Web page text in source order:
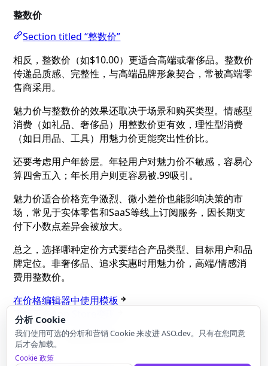
整数价
Section titled “整数价”
相反，整数价（如$10.00）更适合高端或奢侈品。整数价
传递品质感、完整性，与高端品牌形象契合，常被高端零
售商采用。
魅力价与整数价的效果还取决于场景和购买类型。情感型
消费（如礼品、奢侈品）用整数价更有效，理性型消费
（如日用品、工具）用魅力价更能突出性价比。
还要考虑用户年龄层。年轻用户对魅力价不敏感，容易心
算四舍五入；年长用户则更容易被.99吸引。
魅力价适合价格竞争激烈、微小差价也能影响决策的市
场，常见于实体零售和SaaS等线上订阅服务，因长期支
付下小数点差异会被放大。
总之，选择哪种定价方式要结合产品类型、目标用户和品
牌定位。非奢侈品、追求实惠时用魅力价，高端/情感消
费用整数价。
在价格编辑器中使用模板
了解更多App Store变现
最近更新：2026年7月10日
上一页
分析 Cookie
我们使用可选的分析和营销 Cookie 来改进 ASO.dev。只有在您同意
后才会加载。
Cookie 政策